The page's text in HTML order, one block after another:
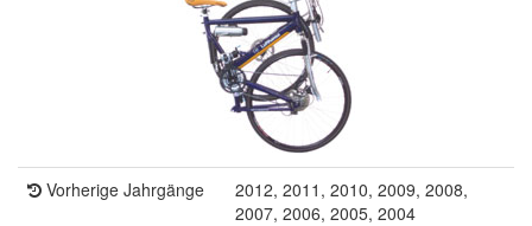
Vorherige Jahrgänge
2012, 2011, 2010, 2009, 2008,
2007, 2006, 2005, 2004